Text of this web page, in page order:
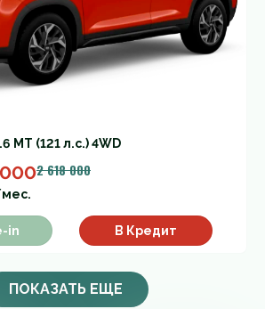
MT (121 л.с.) 4WD
2 618 000
in В Кредит
ПОКАЗАТЬ ЕЩЕ